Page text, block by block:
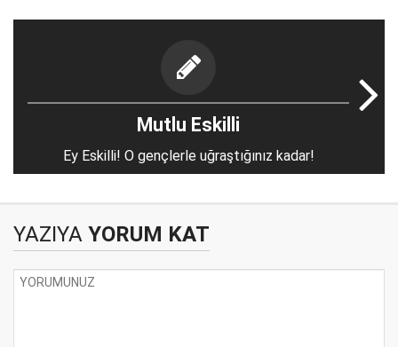
Mutlu Eskilli
Ey Eskilli! O gençlerle uğraştığınız kadar!
YAZIYA YORUM KAT